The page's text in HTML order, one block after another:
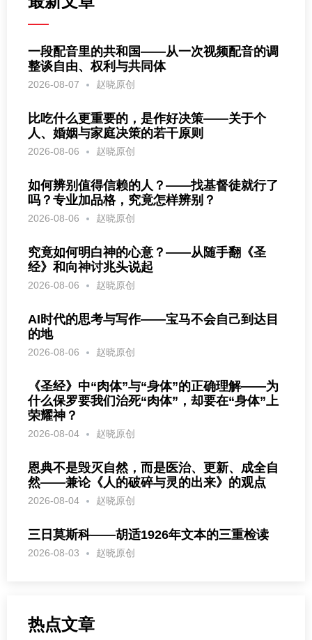
一段配音里的共和国——从一次视频配音的调
整谈自由、权利与共同体
2026-08-07 赵晓原创
比吃什么更重要的，是作好决策——关于个
人、婚姻与家庭决策的若干原则
2026-08-06 赵晓原创
如何辨别值得信赖的人？——找基督徒就行了
吗？专业加品格，究竟怎样辨别？
2026-08-06 赵晓原创
究竟如何明白神的心意？——从随手翻《圣
经》和向神讨兆头说起
2026-08-06 赵晓原创
AI时代的思考与写作——宝马不会自己到达目
的地
2026-08-06 赵晓原创
《圣经》中“肉体”与“身体”的正确理解——为
什么保罗要我们治死“肉体”，却要在“身体”上
荣耀神？
2026-08-04 赵晓原创
恩典不是毁灭自然，而是医治、更新、成全自
然——兼论《人的破碎与灵的出来》的观点
2026-08-04 赵晓原创
三日莫斯科——胡适1926年文本的三重检读
2026-08-03 赵晓原创
热点文章